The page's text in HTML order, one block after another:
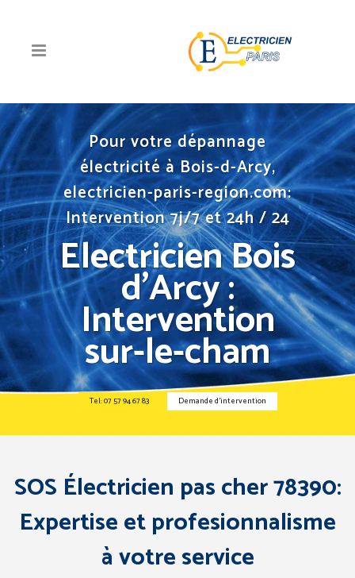
Pour votre dépannage
électricité à Bois-d-Arcy,
electricien-paris-region.com:
Intervention 7j/7 et 24h / 24
Electricien Bois
d’Arcy :
Intervention
sur-le-cham
Tel: 07 57 94 67 83 Demande d’intervention
SOS Électricien pas cher 78390:
Expertise et profesionnalisme
à votre service